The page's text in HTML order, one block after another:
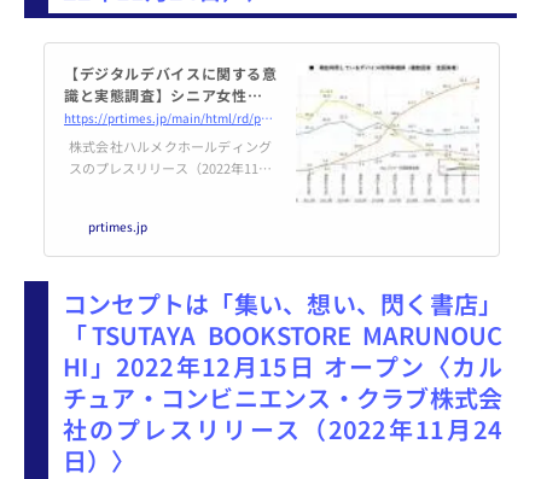
【デジタルデバイスに関する意
識と実態調査】シニア女性のス
マホ利用率は94.3％、スマホ決
済利用率は3年前比で24.5ポイン
トアップ。
https://prtimes.jp/main/html/rd/p/000000092.000034765.html
株式会社ハルメクホールディング
スのプレスリリース（2022年11月
ニア女性のスマホ利用率は94.
3％、スマホ決済利用率は3年前比
prtimes.jp
コンセプトは「集い、想い、閃く書店」
「TSUTAYA BOOKSTORE MARUNOUC
HI」2022年12月15日 オープン〈カル
チュア・コンビニエンス・クラブ株式会
社のプレスリリース（2022年11月24
日）〉